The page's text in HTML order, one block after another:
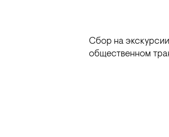
Сбор на
общественном